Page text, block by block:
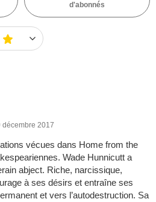
d'abonnés
décembre 2017
vécues dans Home from the
Wade Hunnicutt a
abject. Riche, narcissique,
à ses désirs et entraîne ses
et vers l’autodestruction. Sa